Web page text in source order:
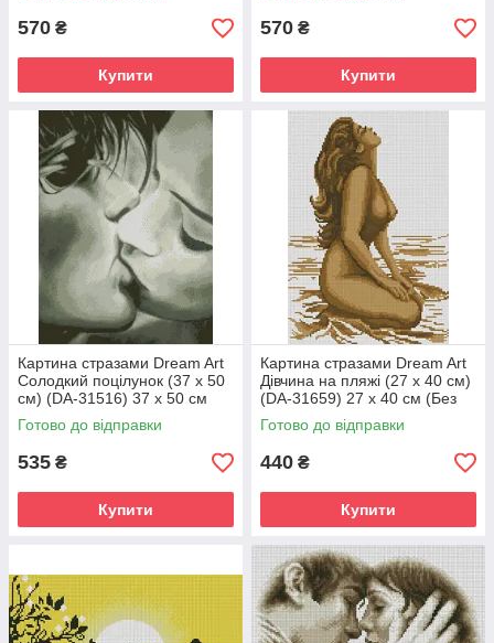
570 ₴
Купити
570 ₴
Купити
Картина стразами Dream Art
Солодкий поцілунок (37 х 50
см) (DA-31516) 37 х 50 см
(Без підрамника)
Готово до відправки
535 ₴
Купити
Картина стразами Dream Art
Дівчина на пляжі (27 х 40 см)
(DA-31659) 27 х 40 см (Без
підрамника)
Готово до відправки
440 ₴
Купити